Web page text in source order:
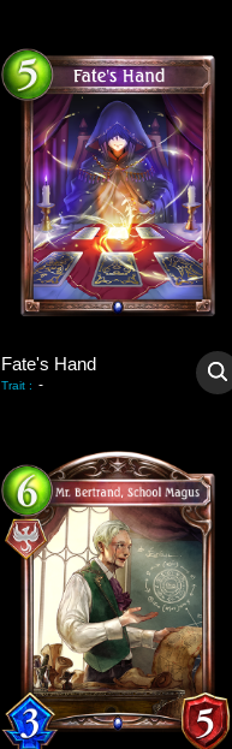
Fate's Hand
Trait : -